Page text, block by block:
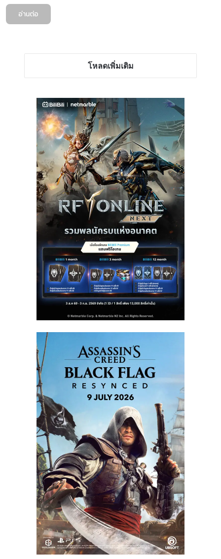
อ่านต่อ
โหลดเพิ่มเติม